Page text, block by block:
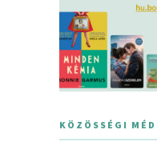
KÖZÖSSÉGI